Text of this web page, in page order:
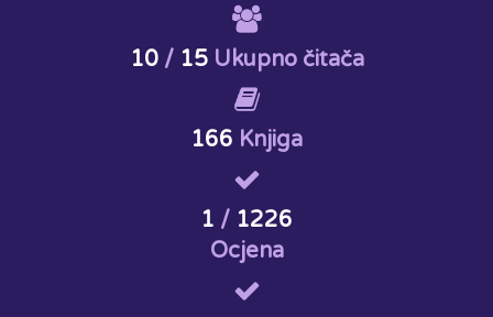
10/ 15Ukupno čitača
166 Knjiga
1 / 1226
Ocjena